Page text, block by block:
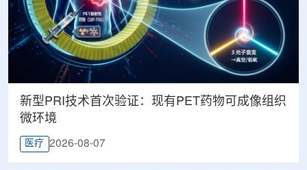
新型PRI技术首次验证：现有PET药物可成像组织
微环境
医疗 2026-08-07